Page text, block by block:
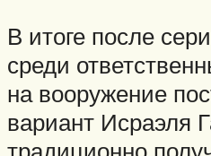
В итоге после
среди
на вооружение
вариант Исраэля